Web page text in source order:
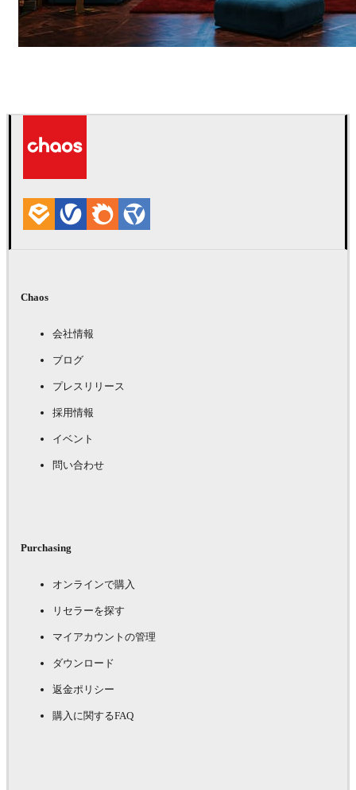
Chaos
会社情報
ブログ
プレスリリース
採用情報
イベント
問い合わせ
Purchasing
オンラインで購入
リセラーを探す
マイアカウントの管理
ダウンロード
返金ポリシー
購入に関するFAQ